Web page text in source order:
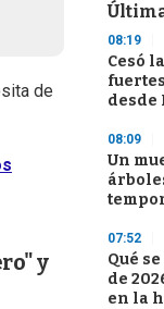
de
y
08:19
Cesó
desde
08:09
Un
07:52
Qué
de
en la